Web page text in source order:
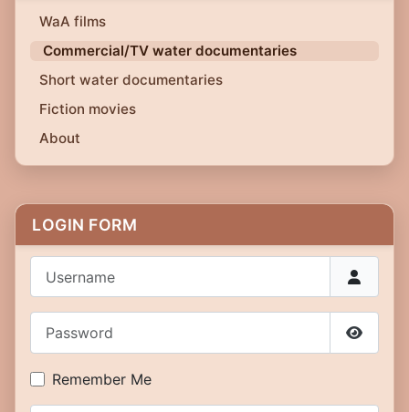
WaA films
Commercial/TV water documentaries
Short water documentaries
Fiction movies
About
LOGIN FORM
Show
Remember Me